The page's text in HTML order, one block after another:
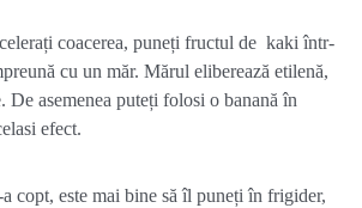
coacerea, puneți fructul de kaki într-
cu un măr. Mărul eliberează etilenă,
De asemenea puteți folosi o banană în
efect.
copt, este mai bine să îl puneți în frigider,